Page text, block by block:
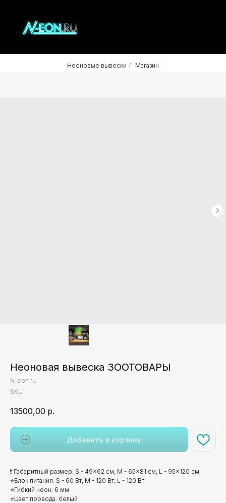
Неоновые вывески / Магазин
Неоновая вывеска ЗООТОВАРЫ
N-eon.ru
SKU:
13500,00 р.
Добавить в корзину
❗ Габаритный размер: S - 49x62 см, M - 65x81 см, L - 95x120 см
⭐Блок питания: S - 60 Вт, M - 120 Вт, L - 120 Вт
⭐Гибкий неон: 6 мм
⭐Цвет провода: белый